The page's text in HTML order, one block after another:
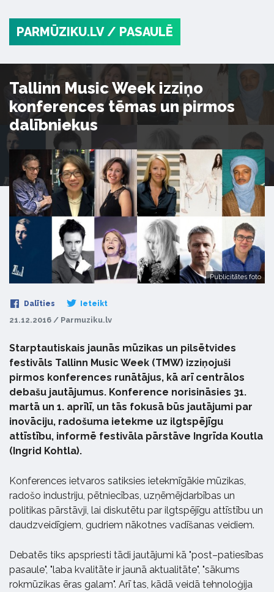
PARMŪZIKU.LV / PASAULĒ
Tallinn Music Week izziņo
konferences tēmas un pirmos
dalībniekus
Publicitātes foto
Dalīties Ieteikt
21.12.2016 / Parmuziku.lv
Starptautiskais jaunās mūzikas un pilsētvides
festivāls Tallinn Music Week (TMW) izziņojuši
pirmos konferences runātājus, kā arī centrālos
debašu jautājumus. Konference norisināsies 31.
martā un 1. aprīlī, un tās fokusā būs jautājumi par
inovāciju, radošuma ietekme uz ilgtspējīgu
attīstību, informē festivāla pārstāve Ingrīda Koutla
(Ingrid Kohtla).
Konferences ietvaros satiksies ietekmīgākie mūzikas,
radošo industriju, pētniecības, uzņēmējdarbības un
politikas pārstāvji, lai diskutētu par ilgtspējīgu attīstību un
daudzveidīgiem, gudriem nākotnes vadīšanas veidiem.
Debatēs tiks apspriesti tādi jautājumi kā "post–patiesības
pasaule", "laba kvalitāte ir jaunā aktualitāte", "sākums
rokmūzikas ēras galam". Arī tas, kādā veidā tehnoloģija